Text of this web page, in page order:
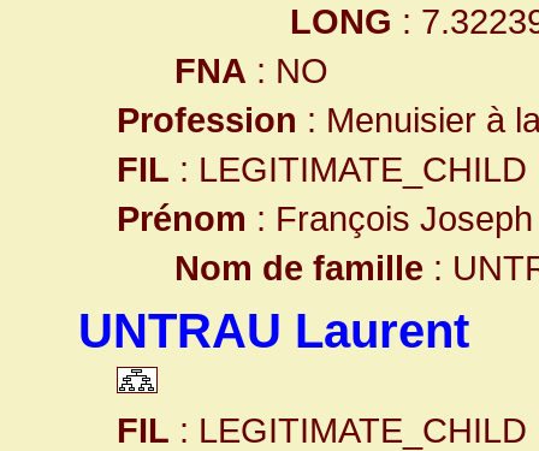
LONG :
FNA : NO
Profession : Menuisier à
FIL : LEGITIMATE_CHILD
Prénom : François Joseph
Nom de famille :
UNTRAU Laurent
FIL : LEGITIMATE_CHILD